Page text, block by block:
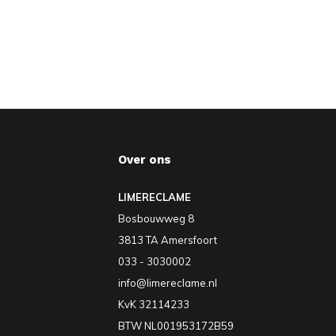
Over ons
LIMERECLAME
Bosbouwweg 8
3813 TA Amersfoort
033 - 3030002
info@limereclame.nl
KvK 32114233
BTW NL001953172B59